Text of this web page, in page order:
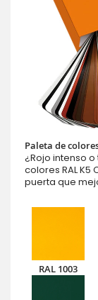
Paleta de
¿Rojo intenso
colores RAL
puerta que
RAL 1003